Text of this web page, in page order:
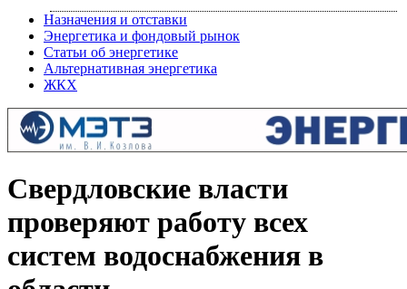
Назначения и отставки
Энергетика и фондовый рынок
Статьи об энергетике
Альтернативная энергетика
ЖКХ
Свердловские власти
проверяют работу всех
систем водоснабжения в